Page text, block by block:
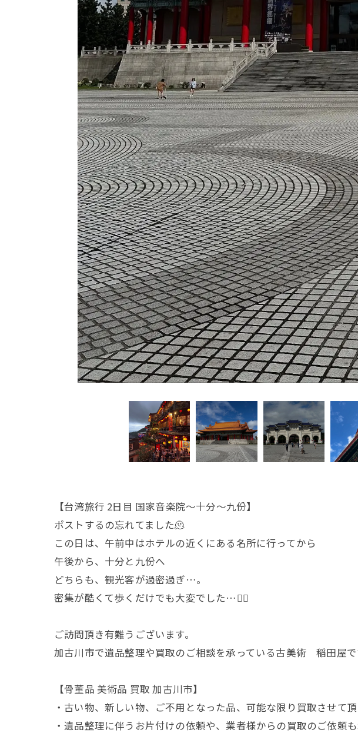
【台湾旅行 2日目 国家音楽院〜十分〜九份】
ポストするの忘れてました🫠
この日は、午前中はホテルの近くにある名所に行ってから
午後から、十分と九份へ
どちらも、観光客が過密過ぎ…。
密集が酷くて歩くだけでも大変でした…😮‍💨
ご訪問頂き有難うございます。
加古川市で遺品整理や買取のご相談を承っている古美術 稲田屋で
【骨董品 美術品 買取 加古川市】
・古い物、新しい物、ご不用となった品、可能な限り買取させて頂
・遺品整理に伴うお片付けの依頼や、業者様からの買取のご依頼も